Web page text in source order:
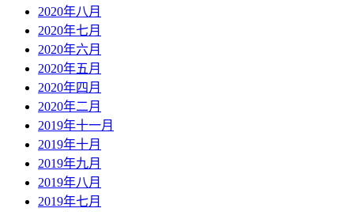
2020年八月
2020年七月
2020年六月
2020年五月
2020年四月
2020年二月
2019年十一月
2019年十月
2019年九月
2019年八月
2019年七月